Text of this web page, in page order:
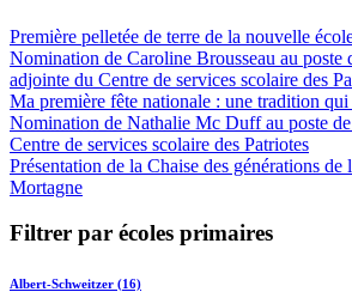
Première pelletée de terre de la nouvelle
Nomination de Caroline Brousseau au poste
adjointe du Centre de services scolaire des
Ma première fête nationale : une tradition
Nomination de Nathalie Mc Duff au poste
Centre de services scolaire des Patriotes
Présentation de la Chaise des générations de
Mortagne
Filtrer par écoles primaires
Albert-Schweitzer (16)